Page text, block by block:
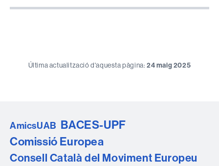
Última actualització d'aquesta pàgina:24 maig 2025
AmicsUAB BACES-UPF
Comissió Europea
Consell Català del Moviment Europeu